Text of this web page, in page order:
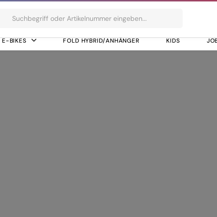
E-BIKES FOLD HYBRID/ANHÄNGER KIDS